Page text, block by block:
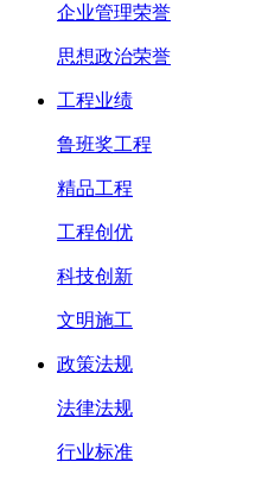
企业管理荣誉
思想政治荣誉
工程业绩
鲁班奖工程
精品工程
工程创优
科技创新
文明施工
政策法规
法律法规
行业标准